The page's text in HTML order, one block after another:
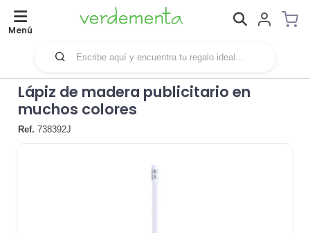
Menú
Lápiz de madera publicitario en
muchos colores
Ref. 738392J